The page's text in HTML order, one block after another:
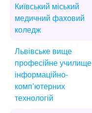
Київський міський
медичний фаховий
коледж
Львівське вище
професійне училище
інформаційно-
комп’ютерних
технологій